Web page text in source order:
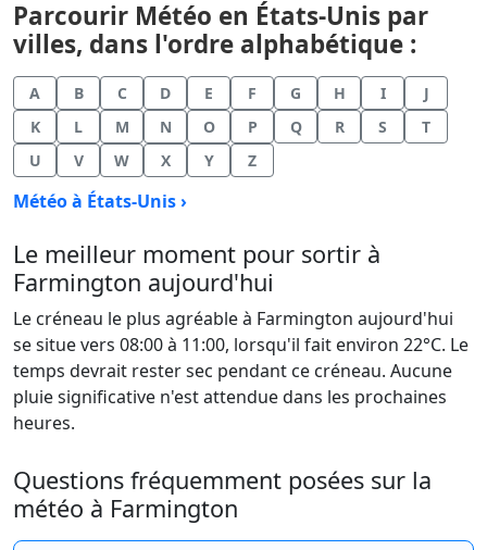
Parcourir Météo en États-Unis par
villes, dans l'ordre alphabétique :
A B C D E F G H I
J
K
L M N O P Q R S
T
U
V W X Y Z
Météo à États-Unis ›
Le meilleur moment pour sortir à
Farmington aujourd'hui
Le créneau le plus agréable à Farmington aujourd'hui
se situe vers 08:00 à 11:00, lorsqu'il fait environ 22°C. Le
temps devrait rester sec pendant ce créneau. Aucune
pluie significative n'est attendue dans les prochaines
heures.
Questions fréquemment posées sur la
météo à Farmington